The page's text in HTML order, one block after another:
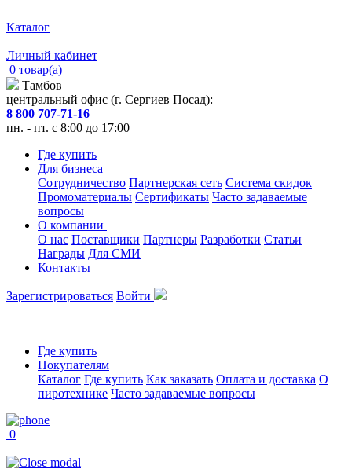
Каталог
Личный кабинет
0 товар(а)
Тамбов
центральный офис (г. Сергиев Посад):
8 800 707-71-16
пн. - пт. с 8:00 до 17:00
Где купить
Для бизнеса
Сотрудничество Партнерская сеть Система скидок
Промоматериалы Сертификаты Часто задаваемые
вопросы
О компании
О нас Поставщики Партнеры Разработки Статьи
Награды Для СМИ
Контакты
Зарегистрироваться Войти
Где купить
Покупателям
Каталог Где купить Как заказать Оплата и доставка О
пиротехнике Часто задаваемые вопросы
0